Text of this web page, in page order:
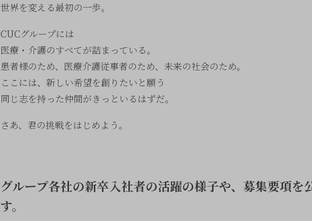
世界を変える最初の一歩。
CUCグループには
医療・介護のすべてが詰まっている。
患者様のため、医療介護従事者のため、未来の社会のため。
ここには、新しい希望を創りたいと願う
同じ志を持った仲間がきっといるはずだ。
さあ、君の挑戦をはじめよう。
グループ各社の新卒入社者の活躍の様子や、募集要項を
す。